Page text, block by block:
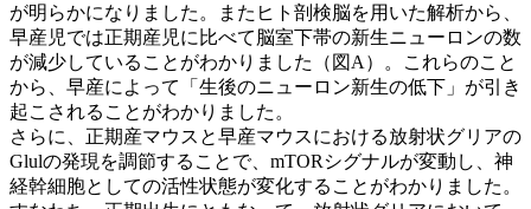
が明らかになりました。またヒト剖検脳を用いた解析から、
早産児では正期産児に比べて脳室下帯の新生ニューロンの数
が減少していることがわかりました（図A）。これらのこと
から、早産によって「生後のニューロン新生の低下」が引き
起こされることがわかりました。
さらに、正期産マウスと早産マウスにおける放射状グリアの
Glulの発現を調節することで、mTORシグナルが変動し、神
経幹細胞としての活性状態が変化することがわかりました。